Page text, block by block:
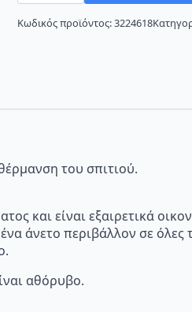
Κλιματιστικό
Inverter
Κωδικός προϊόντος:3224618
του σπιτιού.
και είναι εξαιρετικά
άνετο περιβάλλον σε όλες
αθόρυβο.